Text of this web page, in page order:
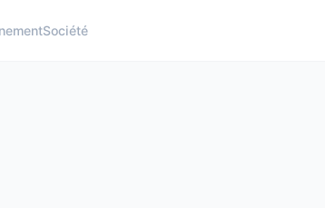
Société